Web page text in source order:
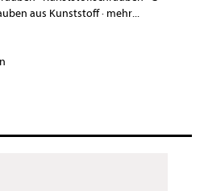
aus Kunststoff· mehr...